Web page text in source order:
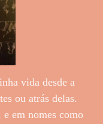
vida desde a
ou atrás delas.
em nomes como